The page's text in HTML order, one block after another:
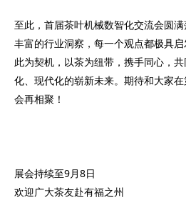
至此，首届茶叶机械数智化交流会圆
丰富的行业洞察，每一个观点都极具
此为契机，以茶为纽带，携手同心，
化、现代化的崭新未来。期待和大家
会再相聚！
展会持续至9月8日
欢迎广大茶友赴有福之州